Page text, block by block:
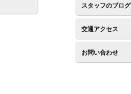
スタッフのブログ
交通アクセス
お問い合わせ